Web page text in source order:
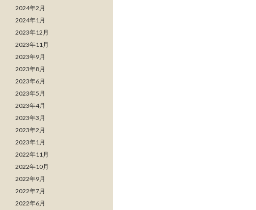
2024年2月
2024年1月
2023年12月
2023年11月
2023年9月
2023年8月
2023年6月
2023年5月
2023年4月
2023年3月
2023年2月
2023年1月
2022年11月
2022年10月
2022年9月
2022年7月
2022年6月